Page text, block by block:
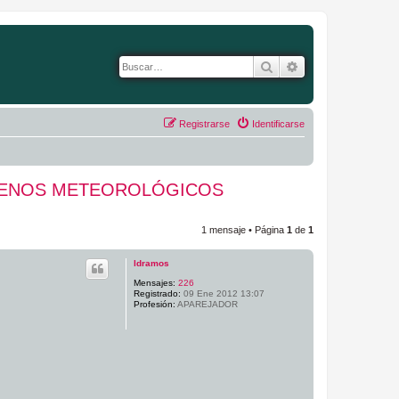
Buscar
Identificarse
Registrarse
METEOROLÓGICOS
1 mensaje • Página 1 de 1
ldramos
Mensajes: 226
Registrado: 09 Ene 2012 13:07
Profesión: APAREJADOR